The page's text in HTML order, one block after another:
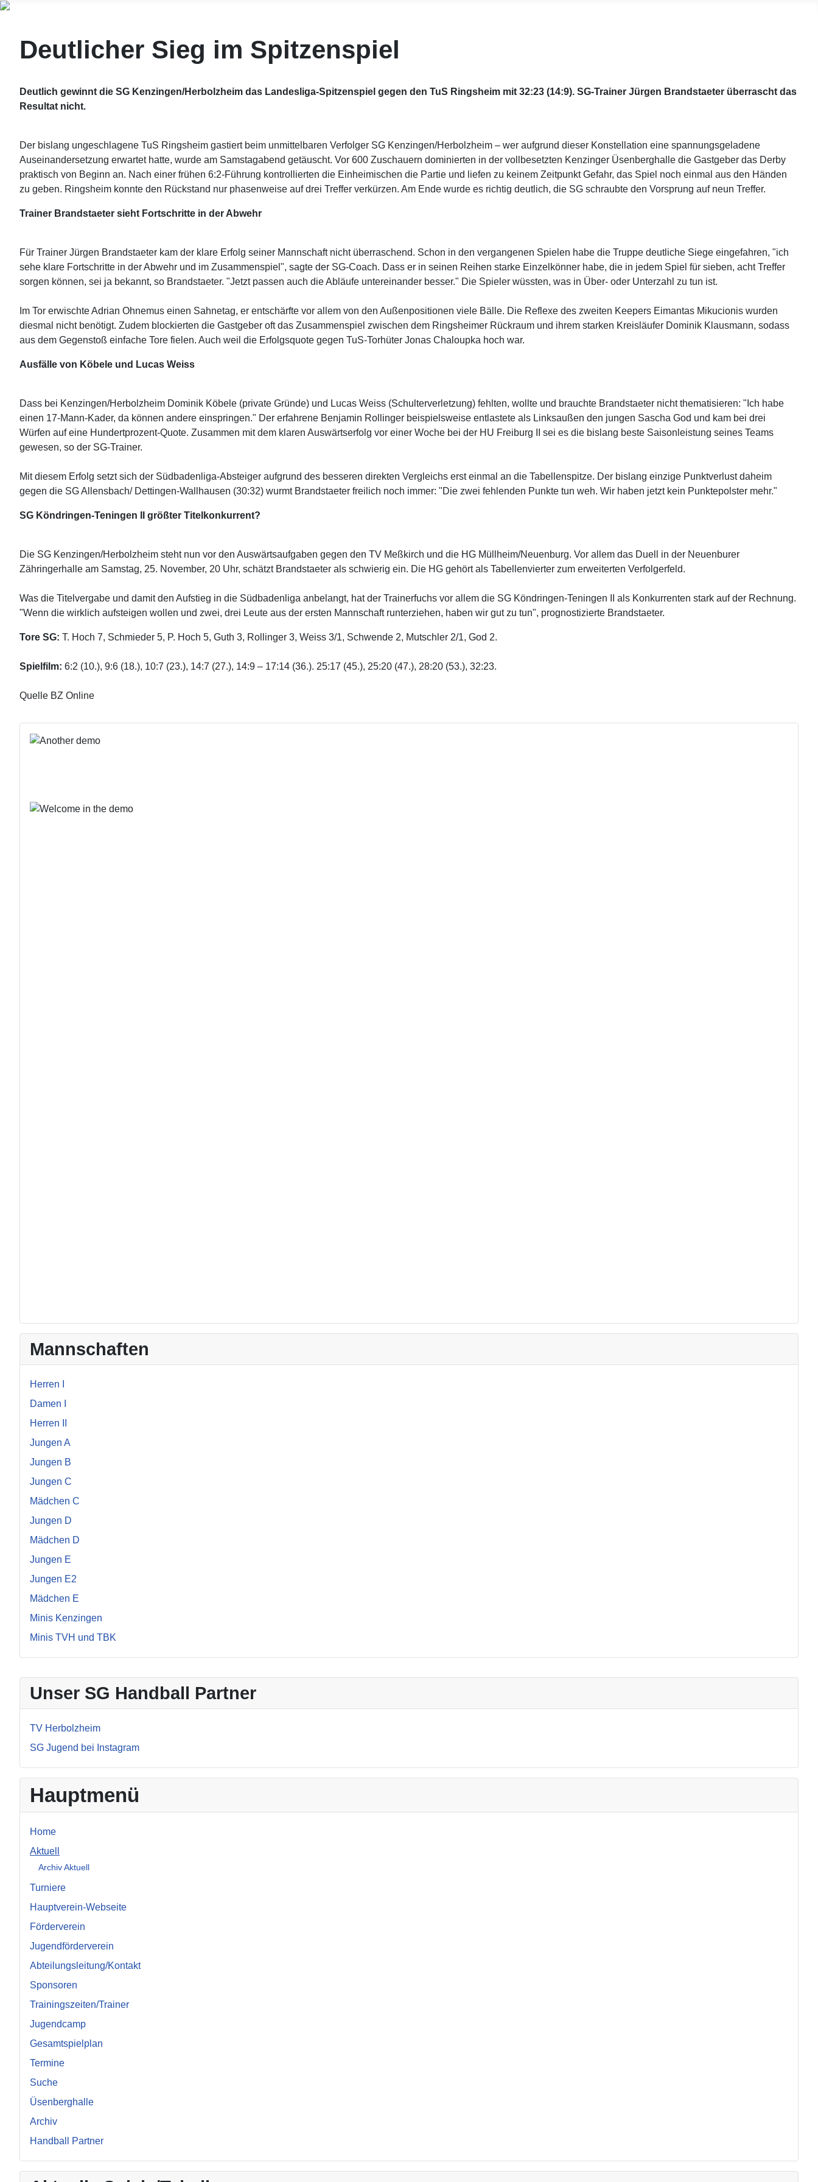
Unser SG Handball Partner
TV Herbolzheim
SG Jugend bei Instagram
Hauptmenü
Home
Aktuell
Archiv Aktuell
Turniere
Hauptverein-Webseite
Förderverein
Jugendförderverein
Abteilungsleitung/Kontakt
Sponsoren
Trainingszeiten/Trainer
Jugendcamp
Gesamtspielplan
Termine
Suche
Üsenberghalle
Archiv
Handball Partner
Deutlicher Sieg im Spitzenspiel
Deutlich gewinnt die SG Kenzingen/Herbolzheim das Landesliga-Spitzenspiel gegen den TuS Ringsheim mit 32:23 (14:9). SG-Trainer Jürgen Brandstaeter überrascht das
Resultat nicht.
Der bislang ungeschlagene TuS Ringsheim gastiert beim unmittelbaren Verfolger SG Kenzingen/Herbolzheim – wer aufgrund dieser Konstellation eine spannungsgeladene
Auseinandersetzung erwartet hatte, wurde am Samstagabend getäuscht. Vor 600 Zuschauern dominierten in der vollbesetzten Kenzinger Üsenberghalle die Gastgeber das Derby
praktisch von Beginn an. Nach einer frühen 6:2-Führung kontrollierten die Einheimischen die Partie und liefen zu keinem Zeitpunkt Gefahr, das Spiel noch einmal aus den Händen
zu geben. Ringsheim konnte den Rückstand nur phasenweise auf drei Treffer verkürzen. Am Ende wurde es richtig deutlich, die SG schraubte den Vorsprung auf neun Treffer.
Trainer Brandstaeter sieht Fortschritte in der Abwehr
Für Trainer Jürgen Brandstaeter kam der klare Erfolg seiner Mannschaft nicht überraschend. Schon in den vergangenen Spielen habe die Truppe deutliche Siege eingefahren, "ich
sehe klare Fortschritte in der Abwehr und im Zusammenspiel", sagte der SG-Coach. Dass er in seinen Reihen starke Einzelkönner habe, die in jedem Spiel für sieben, acht Treffer
sorgen können, sei ja bekannt, so Brandstaeter. "Jetzt passen auch die Abläufe untereinander besser." Die Spieler wüssten, was in Über- oder Unterzahl zu tun ist.
Im Tor erwischte Adrian Ohnemus einen Sahnetag, er entschärfte vor allem von den Außenpositionen viele Bälle. Die Reflexe des zweiten Keepers Eimantas Mikucionis wurden
diesmal nicht benötigt. Zudem blockierten die Gastgeber oft das Zusammenspiel zwischen dem Ringsheimer Rückraum und ihrem starken Kreisläufer Dominik Klausmann, sodass
aus dem Gegenstoß einfache Tore fielen. Auch weil die Erfolgsquote gegen TuS-Torhüter Jonas Chaloupka hoch war.
Ausfälle von Köbele und Lucas Weiss
Dass bei Kenzingen/Herbolzheim Dominik Köbele (private Gründe) und Lucas Weiss (Schulterverletzung) fehlten, wollte und brauchte Brandstaeter nicht thematisieren: "Ich habe
einen 17-Mann-Kader, da können andere einspringen." Der erfahrene Benjamin Rollinger beispielsweise entlastete als Linksaußen den jungen Sascha God und kam bei drei
Würfen auf eine Hundertprozent-Quote. Zusammen mit dem klaren Auswärtserfolg vor einer Woche bei der HU Freiburg II sei es die bislang beste Saisonleistung seines Teams
gewesen, so der SG-Trainer.
Mit diesem Erfolg setzt sich der Südbadenliga-Absteiger aufgrund des besseren direkten Vergleichs erst einmal an die Tabellenspitze. Der bislang einzige Punktverlust daheim
gegen die SG Allensbach/ Dettingen-Wallhausen (30:32) wurmt Brandstaeter freilich noch immer: "Die zwei fehlenden Punkte tun weh. Wir haben jetzt kein Punktepolster mehr."
SG Köndringen-Teningen II größter Titelkonkurrent?
Die SG Kenzingen/Herbolzheim steht nun vor den Auswärtsaufgaben gegen den TV Meßkirch und die HG Müllheim/Neuenburg. Vor allem das Duell in der Neuenburer
Zähringerhalle am Samstag, 25. November, 20 Uhr, schätzt Brandstaeter als schwierig ein. Die HG gehört als Tabellenvierter zum erweiterten Verfolgerfeld.
Was die Titelvergabe und damit den Aufstieg in die Südbadenliga anbelangt, hat der Trainerfuchs vor allem die SG Köndringen-Teningen II als Konkurrenten stark auf der Rechnung.
"Wenn die wirklich aufsteigen wollen und zwei, drei Leute aus der ersten Mannschaft runterziehen, haben wir gut zu tun", prognostizierte Brandstaeter.
Tore SG: T. Hoch 7, Schmieder 5, P. Hoch 5, Guth 3, Rollinger 3, Weiss 3/1, Schwende 2, Mutschler 2/1, God 2.
Spielfilm: 6:2 (10.), 9:6 (18.), 10:7 (23.), 14:7 (27.), 14:9 – 17:14 (36.). 25:17 (45.), 25:20 (47.), 28:20 (53.), 32:23.
Quelle BZ Online
Mannschaften
Herren I
Damen I
Herren II
Jungen A
Jungen B
Jungen C
Mädchen C
Jungen D
Mädchen D
Jungen E
Jungen E2
Mädchen E
Minis Kenzingen
Minis TVH und TBK